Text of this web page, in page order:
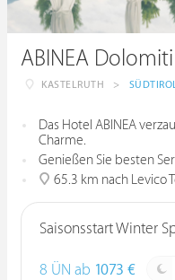
KASTELRUTH >
Das Hotel ABINEA
Charme.
Genießen Sie besten
65.3 km nach Levico
Saisonsstart Winter
8 ÜN ab 1073 €